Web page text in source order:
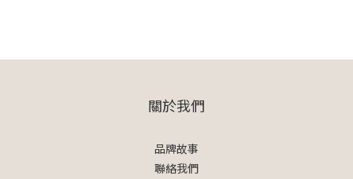
關於我們
品牌故事
聯絡我們